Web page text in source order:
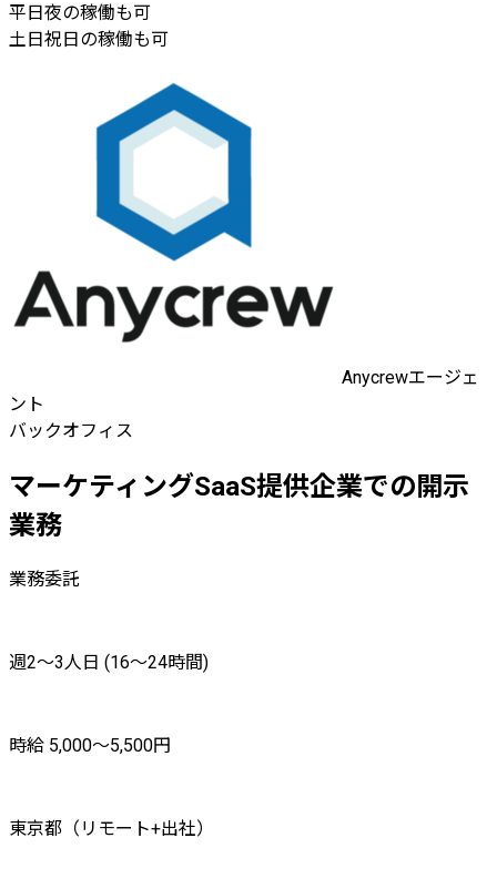
平日夜の稼働も可
土日祝日の稼働も可
Anycrewエージェ
ント
バックオフィス
マーケティングSaaS提供企業での開示
業務
業務委託
週2〜3人日 (16〜24時間)
時給 5,000〜5,500円
東京都（リモート+出社）